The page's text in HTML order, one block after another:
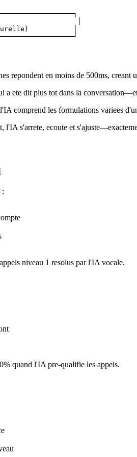
│
│
repondent en moins de 500ms, creant
a ete dit plus tot dans la
comprend les formulations variees
l'IA s'arrete, ecoute et
:
niveau 1 resolus par l'IA vocale.
quand l'IA pre-qualifie les appels.